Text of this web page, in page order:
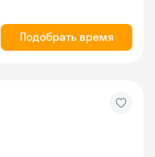
Подобрать время